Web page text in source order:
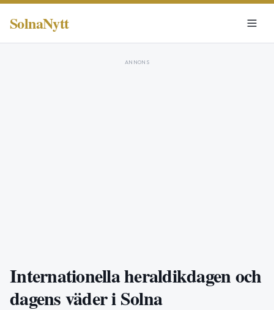
SolnaNytt
ANNONS
Internationella heraldikdagen och
dagens väder i Solna